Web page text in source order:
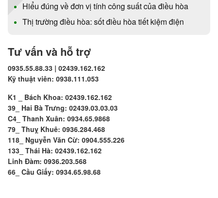
Hiểu đúng về đơn vị tính công suất của điều hòa
Thị trường điều hòa: sốt điều hòa tiết kiệm điện
Tư vấn và hỗ trợ
0935.55.88.33 | 02439.162.162
Kỹ thuật viên: 0938.111.053
K1 _ Bách Khoa: 02439.162.162
39_ Hai Bà Trưng: 02439.03.03.03
C4_ Thanh Xuân: 0934.65.9868
79_ Thuỵ Khuê: 0936.284.468
118_ Nguyễn Văn Cừ: 0904.555.226
133_ Thái Hà: 02439.162.162
Linh Đàm: 0936.203.568
66_ Cầu Giấy: 0934.65.98.68